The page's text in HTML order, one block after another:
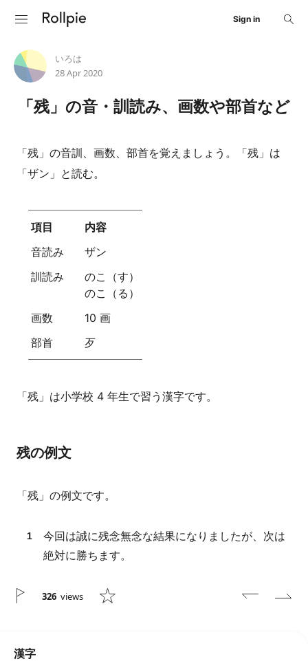
Sign in
いろは
28 Apr 2020
「残」の音・訓読み、画数や部首など
「残」の音訓、画数、部首を覚えましょう。「残」は
「ザン」と読む。
項目
内容
音読み
ザン
訓読み
のこ（す）
のこ（る）
画数
10 画
部首
歹
「残」は小学校 4 年生で習う漢字です。
残の例文
「残」の例文です。
今回は誠に残念無念な結果になりましたが、次は
絶対に勝ちます。
326 views
漢字